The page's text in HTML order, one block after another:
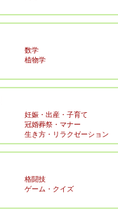
数学
植物学
妊娠・出産・子育て
冠婚葬祭・マナー
生き方・リラクゼーション
格闘技
ゲーム・クイズ